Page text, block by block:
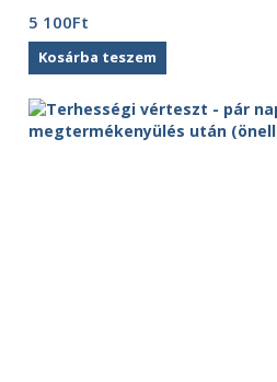
5 100Ft
Kosárba teszem